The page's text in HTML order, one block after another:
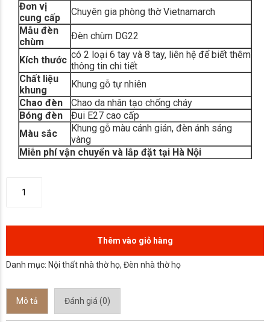
Đơn vị
cung cấp
Chuyên gia phòng thờ Vietnamarch
Mẫu đèn
chùm
Đèn chùm DG22
Kích thước có 2 loại 6 tay và 8 tay, liên hệ để biết thêm
thông tin chi tiết
Chất liệu
khung
Khung gỗ tự nhiên
Chao đèn
Chao da nhân tạo chống cháy
Bóng đèn
Đui E27 cao cấp
Màu sắc
Khung gỗ màu cánh gián, đèn ánh sáng
vàng
Miễn phí vận chuyển và lắp đặt tại Hà Nội
Thêm vào giỏ hàng
Danh mục: Nội thất nhà thờ họ, Đèn nhà thờ họ
Mô tả Đánh giá (0)